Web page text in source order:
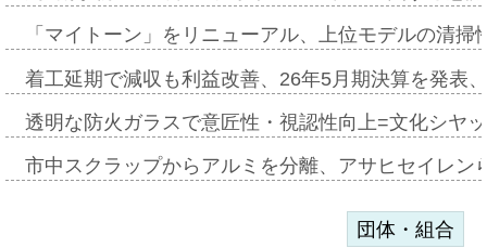
「マイトーン」をリニューアル、上位モデルの清
着工延期で減収も利益改善、26年5月期決算を発表
透明な防火ガラスで意匠性・視認性向上=文化シヤ
市中スクラップからアルミを分離、アサヒセイレ
団体・組合